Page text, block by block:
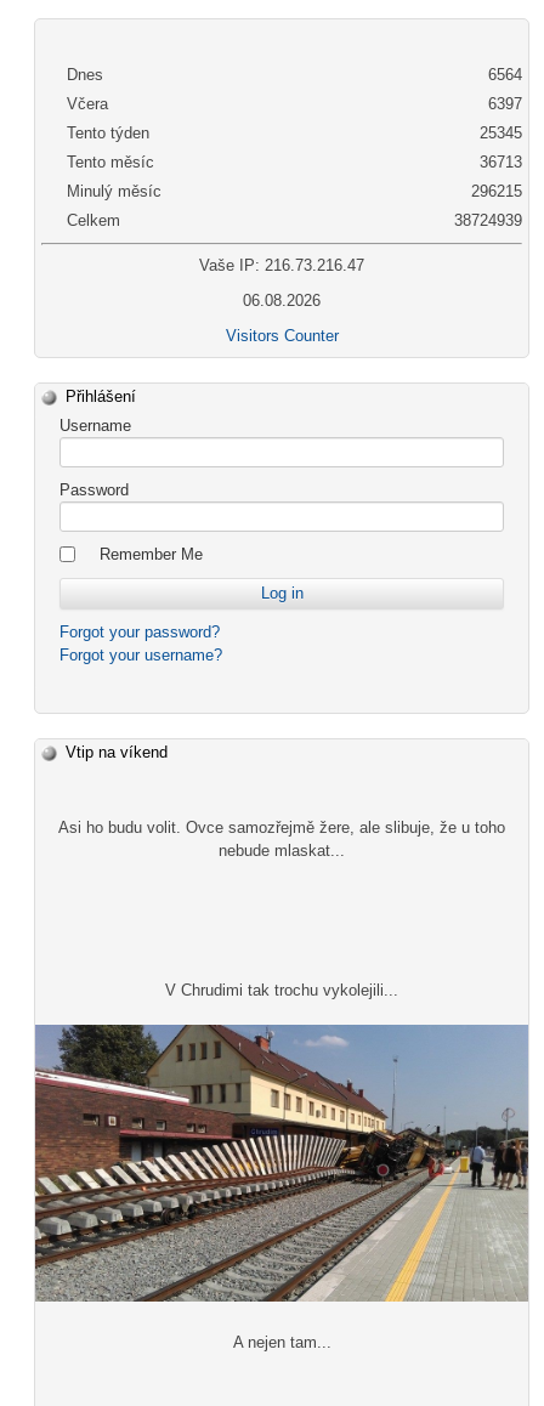
Dnes
Včera
Tento týden
Tento měsíc
Minulý měsíc
Celkem
6564
6397
25345
36713
296215
38724939
Vaše IP: 216.73.216.47
06.08.2026
Visitors Counter
Přihlášení
Username
Password
Remember Me
Forgot your password?
Forgot your username?
Vtip na víkend
Asi ho budu volit. Ovce samozřejmě žere, ale slibuje, že u toho
nebude mlaskat...
V Chrudimi tak trochu vykolejili...
A nejen tam...